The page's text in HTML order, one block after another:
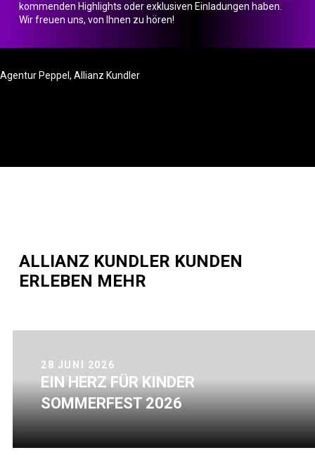
kommenden Highlights oder exklusiven Einladungen haben.
Wir freuen uns, von Ihnen zu hören!
Agentur Peppel, Allianz Kundler
ALLIANZ KUNDLER KUNDEN
ERLEBEN MEHR
PS NIGHT KITZ